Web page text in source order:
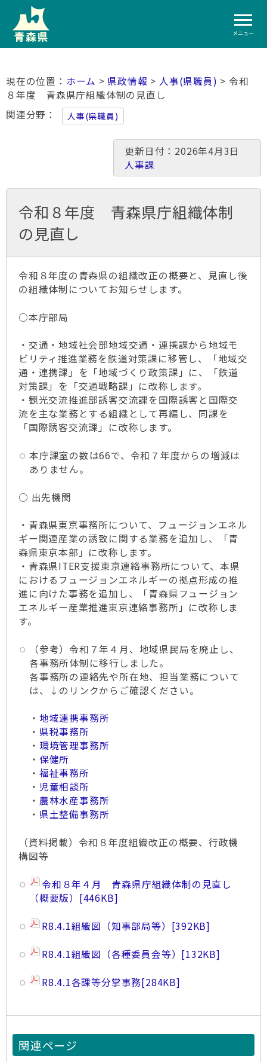
メニュー
ホーム > 県政情報 > 人事(県職員) > 令和
８年度 青森県庁組織体制の見直し
関連分野
人事(県職員)
更新日付：2026年4月3日
人事課
令和８年度 青森県庁組織体制
の見直し
令和８年度の青森県の組織改正の概要と、見直し後
の組織体制についてお知らせします。
○本庁部局
・交通・地域社会部地域交通・連携課から地域モ
ビリティ推進業務を鉄道対策課に移管し、「地域交
通・連携課」を「地域づくり政策課」に、「鉄道
対策課」を「交通戦略課」に改称します。
・観光交流推進部誘客交流課を国際誘客と国際交
流を主な業務とする組織として再編し、同課を
「国際誘客交流課」に改称します。
本庁課室の数は66で、令和７年度からの増減は
ありません。
○ 出先機関
・青森県東京事務所について、フュージョンエネル
ギー関連産業の誘致に関する業務を追加し、「青
森県東京本部」に改称します。
・青森県ITER支援東京連絡事務所について、本県
におけるフュージョンエネルギーの拠点形成の推
進に向けた事務を追加し、「青森県フュージョン
エネルギー産業推進東京連絡事務所」に改称しま
す。
（参考）令和７年４月、地域県民局を廃止し、
各事務所体制に移行しました。
各事務所の連絡先や所在地、担当業務について
は、↓のリンクからご確認ください。
・ 地域連携事務所
・ 県税事務所
・ 環境管理事務所
・ 保健所
・ 福祉事務所
・ 児童相談所
・ 農林水産事務所
・ 県土整備事務所
（資料掲載）令和８年度組織改正の概要、行政機
構図等
令和８年４月 青森県庁組織体制の見直し
（概要版） [446KB]
R8.4.1組織図（知事部局等） [392KB]
R8.4.1組織図（各種委員会等） [132KB]
R8.4.1各課等分掌事務[284KB]
関連ページ